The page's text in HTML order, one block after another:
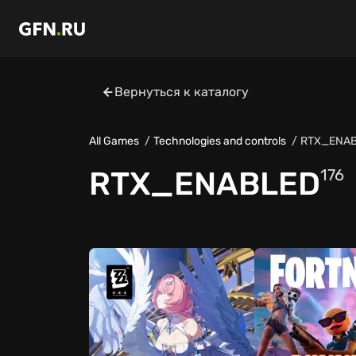
Вернуться к каталогу
All Games Technologies and controls
RTX_ENABLED176